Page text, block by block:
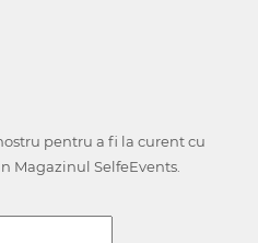
pentru a fi la curent cu
Magazinul SelfeEvents.